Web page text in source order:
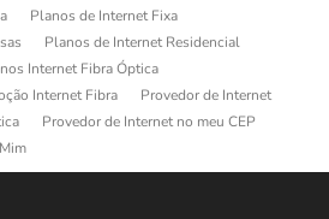
Planos de Internet Fixa
Planos de Internet Residencial
Internet Fibra Óptica
Internet Fibra
Provedor de Internet
Provedor de Internet no meu CEP